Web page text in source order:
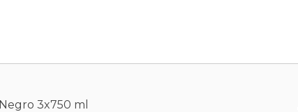
3x750 ml